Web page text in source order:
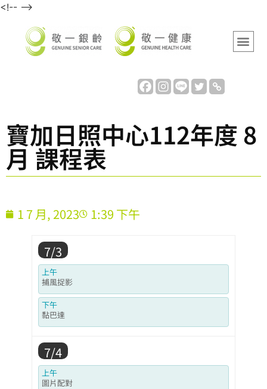
<!-- -->
寶加日照中心112年度 8
月 課程表
1 7 月, 2023 1:39 下午
7/3
上午
捕風捉影
下午
黏巴達
7/4
上午
圖片配對